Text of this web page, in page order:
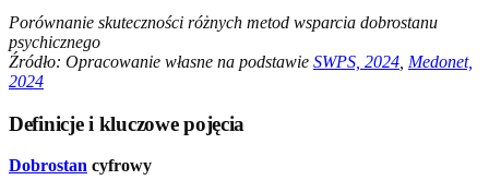
Porównanie skuteczności różnych metod wsparcia dobrostanu
psychicznego
Źródło: Opracowanie własne na podstawie SWPS, 2024 Medonet,
2024
Definicje i kluczowe pojęcia
Dobrostan cyfrowy